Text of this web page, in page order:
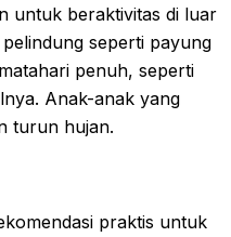
untuk beraktivitas di luar
seperti payung
penuh, seperti
Anak-anak yang
turun hujan.
praktis untuk